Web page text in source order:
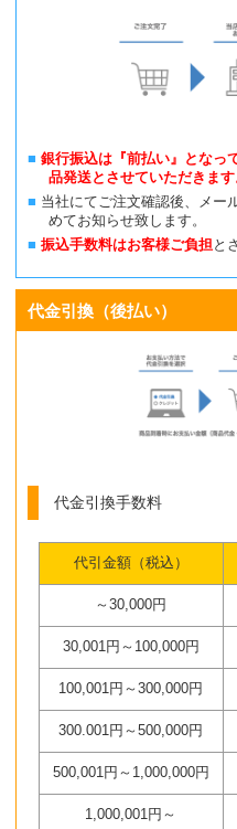
銀行振込は『前払い』となっ
品発送とさせていただきます
当社にてご注文確認後、メー
めてお知らせ致します。
振込手数料はお客様ご負担と
代金引換（後払い）
代金引換手数料
代引金額（税込）
～30,000円
30,001円～100,000円
100,001円～300,000円
300.001円～500,000円
500,001円～1,000,000円
1,000,001円～